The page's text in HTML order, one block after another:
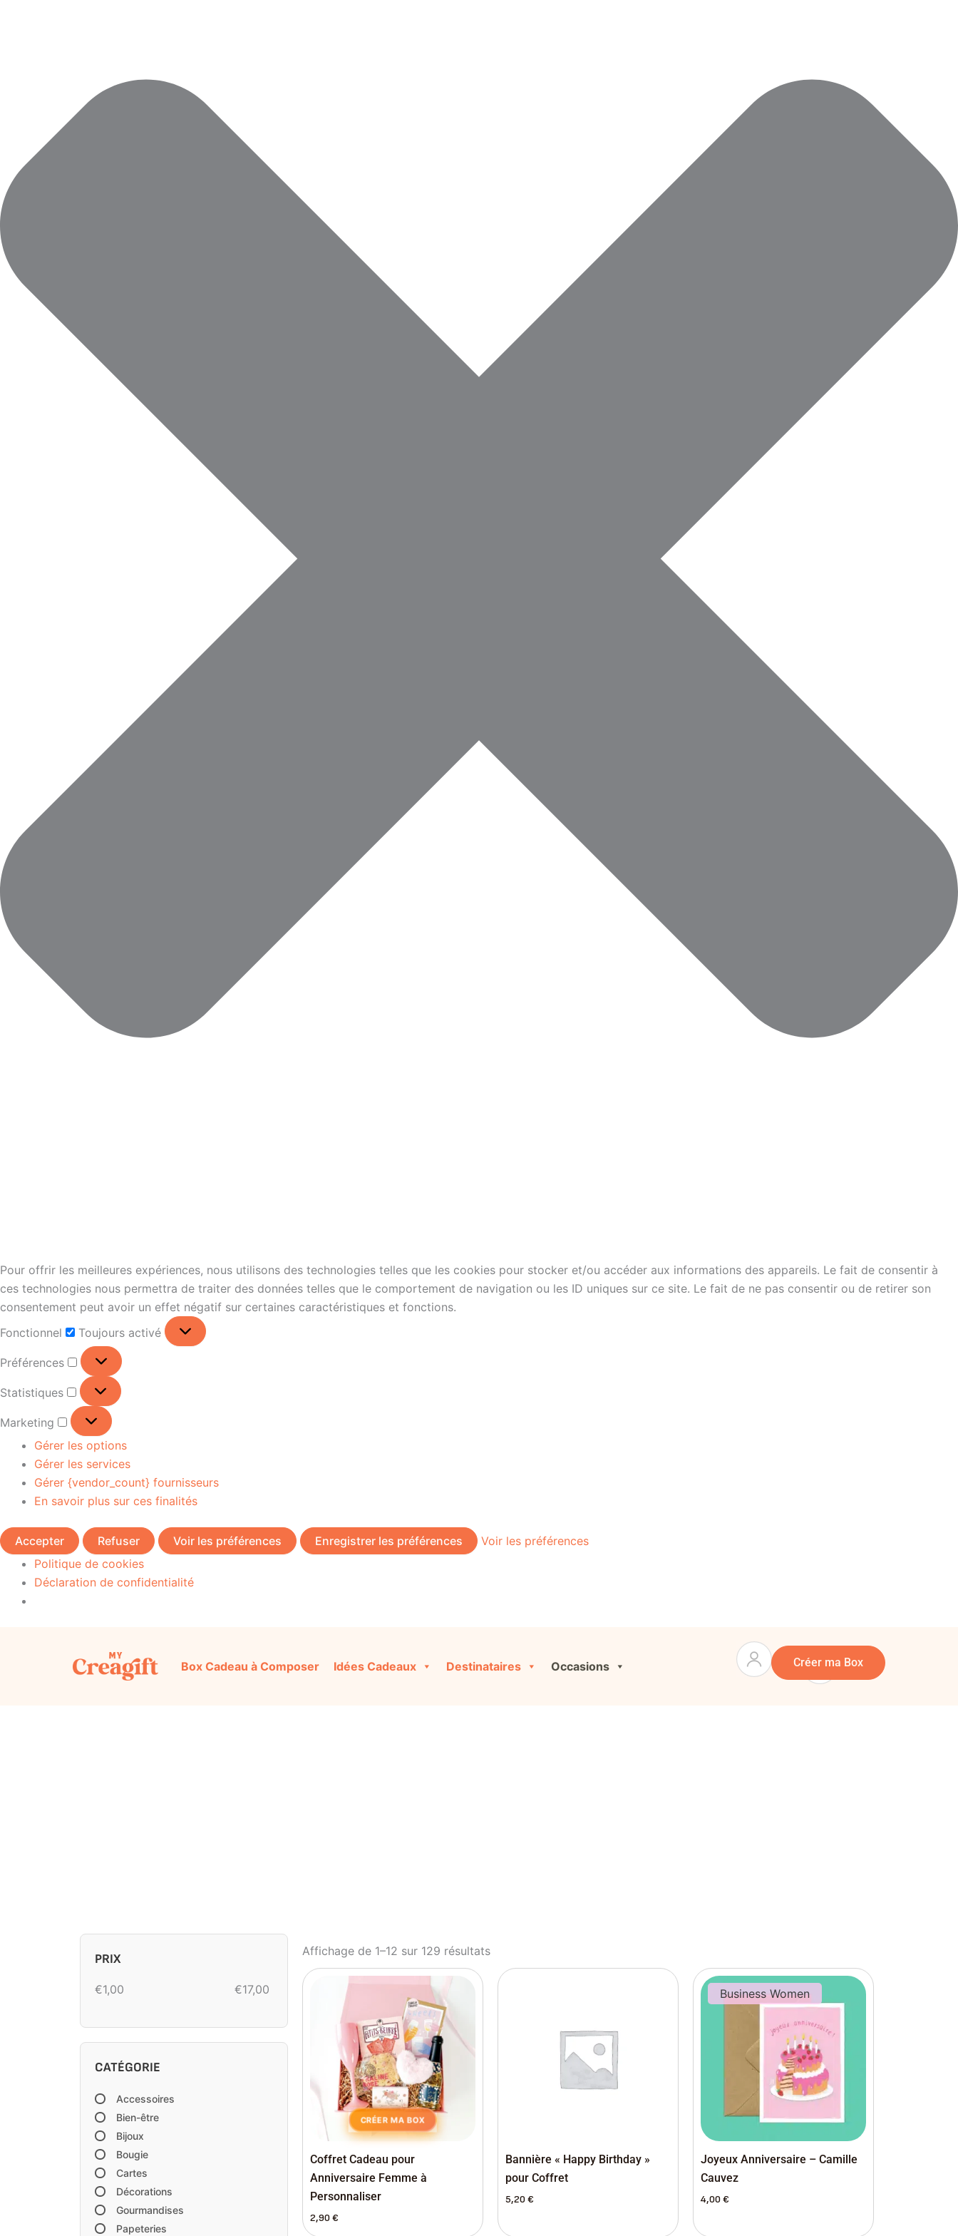
Pour offrir les meilleures expériences, nous utilisons des technologies telles que les cookies pour stocker et/ou accéder aux informations des appareils. Le fait de consentir à
ces technologies nous permettra de traiter des données telles que le comportement de navigation ou les ID uniques sur ce site. Le fait de ne pas consentir ou de retirer son
consentement peut avoir un effet négatif sur certaines caractéristiques et fonctions.
Fonctionnel
Toujours activé
Préférences
Statistiques
Marketing
Gérer les options
Gérer les services
Gérer {vendor_count} fournisseurs
En savoir plus sur ces finalités
Accepter Refuser Voir les préférences Enregistrer les préférences
Voir les préférences
Politique de cookies
Déclaration de confidentialité
Box Cadeau à Composer Idées Cadeaux Destinataires Occasions Panier
Créer ma Box
PRIX
€1,00 €17,00
CATÉGORIE
Accessoires
Bien-être
Bijoux
Bougie
Cartes
Décorations
Gourmandises
Papeteries
Affichage de 1–12 sur 129 résultats
CRÉER MA BOX
Coffret Cadeau pour
Anniversaire Femme à
Personnaliser
2,90€
Bannière « Happy Birthday »
pour Coffret
5,20€
Business Women
Joyeux Anniversaire – Camille
Cauvez
4,00€